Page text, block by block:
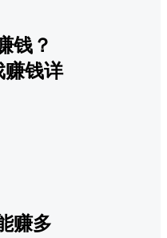
钱？
赚钱详
赚多